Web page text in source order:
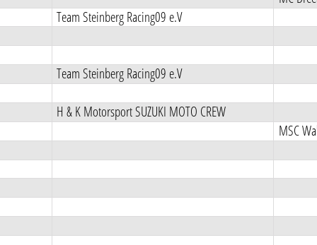
Team Steinberg Racing09 e.V
Team Steinberg Racing09 e.V
H & K Motorsport SUZUKI MOTO CREW
MSC